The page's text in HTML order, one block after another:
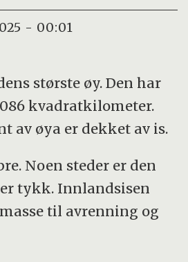
- 00:01
største øy. Den har
kvadratkilometer.
av øya er dekket av is.
Noen steder er den
tykk. Innlandsisen
til avrenning og